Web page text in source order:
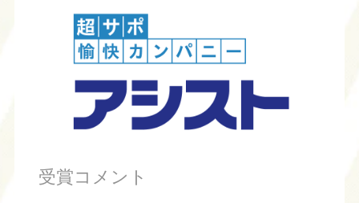
受賞コメント